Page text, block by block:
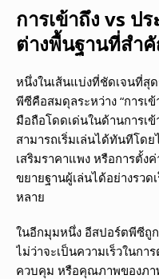
การเข้าถึง vs ป
ต่างพื้นฐานที่สำ
หนึ่งในเส้นแบ่งที่ชัดเจนที่สุ
พีซีคือสมดุลระหว่าง “การเ
มือถือโดดเด่นในด้านการเ
สามารถเริ่มเล่นได้ทันทีโด
เสริมราคาแพง หรือการตั้
ขยายฐานผู้เล่นได้อย่างรว
หลาย
ในอีกมุมหนึ่ง อีสปอร์ตพีซีถู
ไม่ว่าจะเป็นความเร็วในก
ควบคุม หรือคุณภาพของภา